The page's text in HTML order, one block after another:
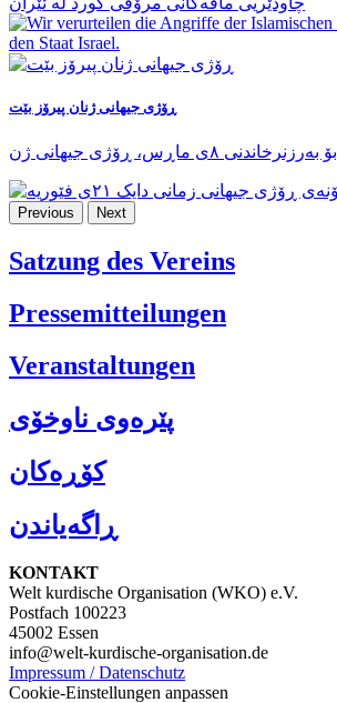
ڕۆژی جیهانی ژنان پیرۆز بێت
بۆ بەرزنرخاندنی ٨ی ماڕس، ڕۆژی جیهانی ژن
Previous Next
Satzung des Vereins
Pressemitteilungen
Veranstaltungen
پێرەوی ناوخۆی
کۆڕەکان
ڕاگەیاندن
KONTAKT
Welt kurdische Organisation (WKO) e.V.
Postfach 100223
45002 Essen
info@welt-kurdische-organisation.de
Impressum / Datenschutz
Cookie-Einstellungen anpassen